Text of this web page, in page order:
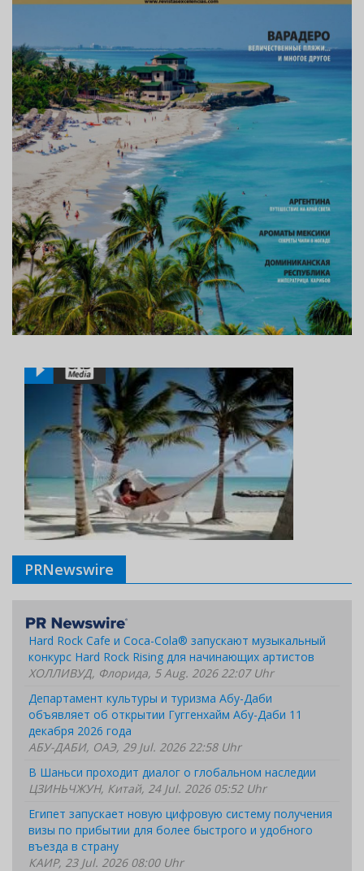
PRNewswire
Hard Rock Cafe и Coca-Cola® запускают музыкальный
конкурс Hard Rock Rising для начинающих артистов
ХОЛЛИВУД, Флорида, 5 Aug. 2026 22:07 Uhr
Департамент культуры и туризма Абу-Даби
объявляет об открытии Гуггенхайм Абу-Даби 11
декабря 2026 года
АБУ-ДАБИ, ОАЭ, 29 Jul. 2026 22:58 Uhr
В Шаньси проходит диалог о глобальном наследии
ЦЗИНЬЧЖУН, Китай, 24 Jul. 2026 05:52 Uhr
Египет запускает новую цифровую систему получения
визы по прибытии для более быстрого и удобного
въезда в страну
КАИР, 23 Jul. 2026 08:00 Uhr